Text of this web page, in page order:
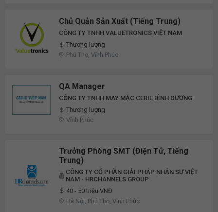
Chủ Quản Sản Xuất (Tiếng Trung)
CÔNG TY TNHH VALUETRONICS VIỆT NAM
Thương lượng
Phú Thọ, Vĩnh Phúc
QA Manager
CÔNG TY TNHH MAY MẶC CERIE BÌNH DƯƠNG
Thương lượng
Vĩnh Phúc
Trưởng Phòng SMT (Điện Tử, Tiếng
Trung)
CÔNG TY CỔ PHẦN GIẢI PHÁP NHÂN SỰ VIỆT
NAM - HRCHANNELS GROUP
40 - 50 triệu VNĐ
Hà Nội, Phú Thọ, Vĩnh Phúc